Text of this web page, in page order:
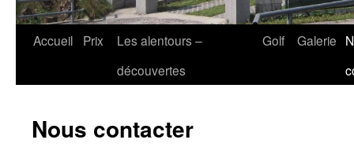
Accueil Prix
Les alentours –
découvertes
Golf Galerie
Nous contacter